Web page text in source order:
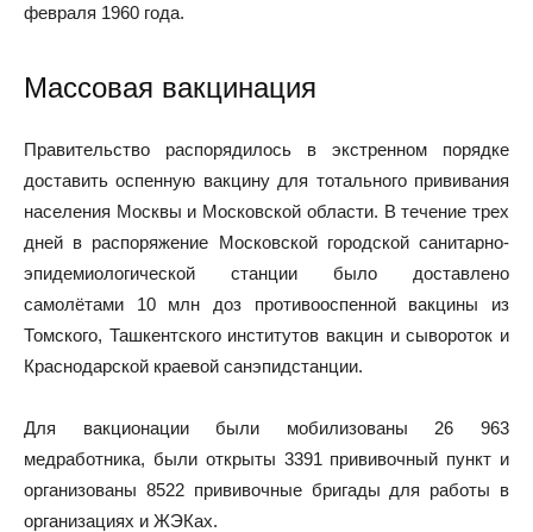
февраля 1960 года.
Массовая вакцинация
Правительство распорядилось в экстренном порядке
доставить оспенную вакцину для тотального прививания
населения Москвы и Московской области. В течение трех
дней в распоряжение Московской городской санитарно-
эпидемиологической станции было доставлено
самолётами 10 млн доз противооспенной вакцины из
Томского, Ташкентского институтов вакцин и сывороток и
Краснодарской краевой санэпидстанции.
Для вакционации были мобилизованы 26 963
медработника, были открыты 3391 прививочный пункт и
организованы 8522 прививочные бригады для работы в
организациях и ЖЭКах.